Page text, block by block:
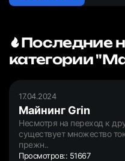
Последние
категории
17.04.2024
Майнинг Grin
Несмотря на переход к
существует множество
прежн..
Просмотров:: 51667